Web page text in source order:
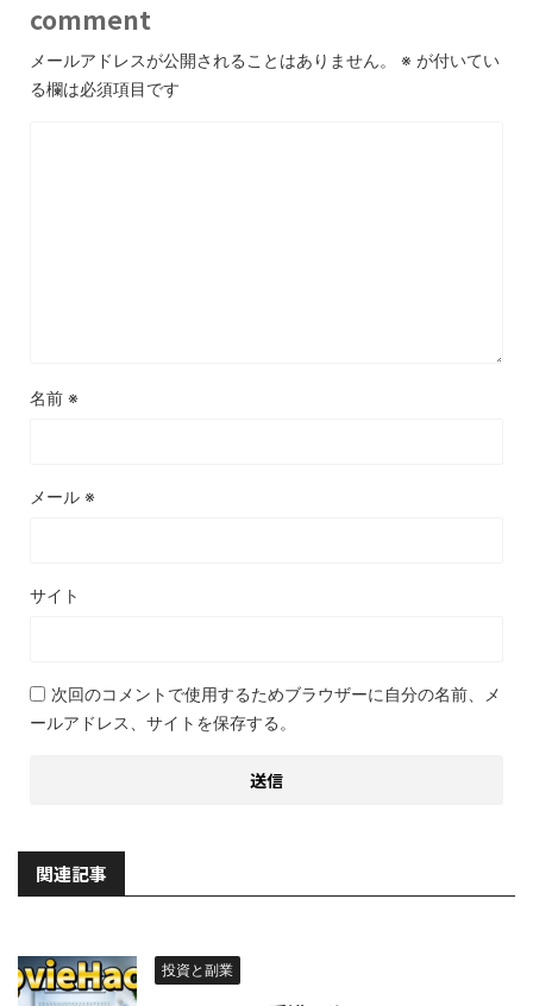
comment
メールアドレスが公開されることはありません。 ※ が付いてい
る欄は必須項目です
名前 ※
メール ※
サイト
次回のコメントで使用するためブラウザーに自分の名前、メ
ールアドレス、サイトを保存する。
関連記事
投資と副業